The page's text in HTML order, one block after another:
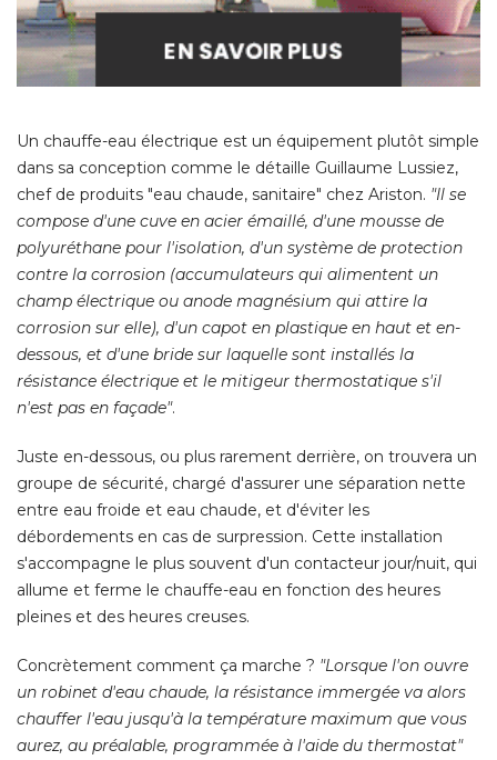
Un chauffe-eau électrique est un équipement plutôt simple
dans sa conception comme le détaille Guillaume Lussiez,
chef de produits "eau chaude, sanitaire" chez Ariston. "Il se
compose d'une cuve en acier émaillé, d'une mousse de
polyuréthane pour l'isolation, d'un système de protection
contre la corrosion (accumulateurs qui alimentent un
champ électrique ou anode magnésium qui attire la
corrosion sur elle), d'un capot en plastique en haut et en-
dessous, et d'une bride sur laquelle sont installés la
résistance électrique et le mitigeur thermostatique s'il
n'est pas en façade".
Juste en-dessous, ou plus rarement derrière, on trouvera un
groupe de sécurité, chargé d'assurer une séparation nette
entre eau froide et eau chaude, et d'éviter les
débordements en cas de surpression. Cette installation
s'accompagne le plus souvent d'un contacteur jour/nuit, qui
allume et ferme le chauffe-eau en fonction des heures
pleines et des heures creuses.
Concrètement comment ça marche ? "Lorsque l'on ouvre
un robinet d'eau chaude, la résistance immergée va alors
chauffer l'eau jusqu'à la température maximum que vous
aurez, au préalable, programmée à l'aide du thermostat"